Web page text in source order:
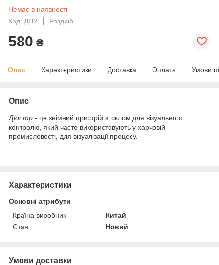
Немає в наявності
Код: ДП2
Роздріб
580 ₴
Опис Характеристики Доставка Оплата Умови
Опис
Діоптр - це знімний пристрій зі склом для візуального
контролю, який часто використовують у харчовій
промисловості, для візуалізації процесу.
Характеристики
Основні атрибути
Країна виробник
Китай
Стан
Новий
Умови доставки